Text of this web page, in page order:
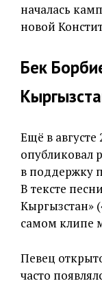
началась
новой
Бек
Ещё в августе
опубликовал
в поддержку
В тексте
Кыргызстан»
самом клипе
Певец
часто